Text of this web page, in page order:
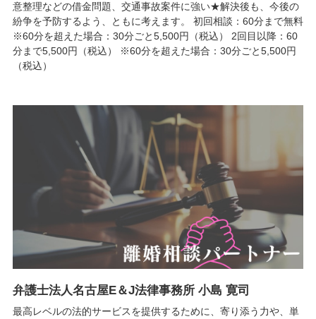
意整理などの借金問題、交通事故案件に強い★解決後も、今後の
紛争を予防するよう、ともに考えます。 初回相談：60分まで無料
※60分を超えた場合：30分ごと5,500円（税込） 2回目以降：60
分まで5,500円（税込） ※60分を超えた場合：30分ごと5,500円
（税込）
弁護士法人名古屋E＆J法律事務所 小島 寛司
最高レベルの法的サービスを提供するために、寄り添う力や、単